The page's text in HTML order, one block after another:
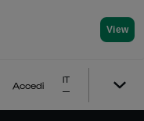
View
Accedi
IT